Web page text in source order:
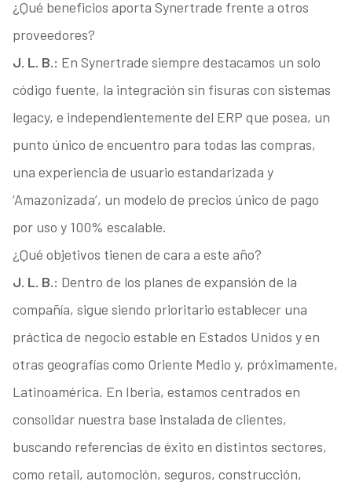
¿Qué beneficios aporta Synertrade frente a otros
proveedores?
J. L. B.: En Synertrade siempre destacamos un solo
código fuente, la integración sin fisuras con sistemas
legacy, e independientemente del ERP que posea, un
punto único de encuentro para todas las compras,
una experiencia de usuario estandarizada y
‘Amazonizada’, un modelo de precios único de pago
por uso y 100% escalable.
¿Qué objetivos tienen de cara a este año?
J. L. B.: Dentro de los planes de expansión de la
compañía, sigue siendo prioritario establecer una
práctica de negocio estable en Estados Unidos y en
otras geografías como Oriente Medio y, próximamente,
Latinoamérica. En Iberia, estamos centrados en
consolidar nuestra base instalada de clientes,
buscando referencias de éxito en distintos sectores,
como retail, automoción, seguros, construcción,